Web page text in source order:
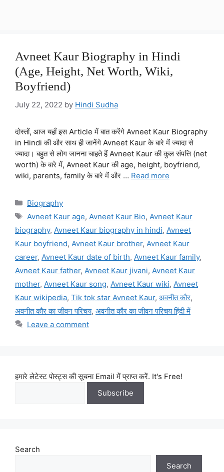
Avneet Kaur Biography in Hindi
(Age, Height, Net Worth, Wiki,
Boyfriend)
July 22, 2022 by Hindi Sudha
दोस्तों, आज यहाँ इस Article में बात करेंगे Avneet Kaur Biography
in Hindi की और साथ ही जानेंगे Avneet Kaur के बारे में ज्यादा से
ज्यादा। बहुत से लोग जानना चाहते हैं Avneet Kaur की कुल संपत्ति (net
worth) के बारे में, Avneet Kaur की age, height, boyfriend,
wiki, parents, family के बारे में और … Read more
Categories
Biography
Tags
Avneet Kaur age, Avneet Kaur Bio, Avneet Kaur
biography, Avneet Kaur biography in hindi, Avneet
Kaur boyfriend, Avneet Kaur brother, Avneet Kaur
career, Avneet Kaur date of birth, Avneet Kaur family,
Avneet Kaur father, Avneet Kaur jivani, Avneet Kaur
mother, Avneet Kaur song, Avneet Kaur wiki, Avneet
Kaur wikipedia, Tik tok star Avneet Kaur, अवनीत कौर,
अवनीत कौर का जीवन परिचय, अवनीत कौर का जीवन परिचय हिंदी में
Leave a comment
हमारे लेटेस्ट पोस्ट्स की सूचना Email में प्राप्त करें. It's Free!
Search
Search